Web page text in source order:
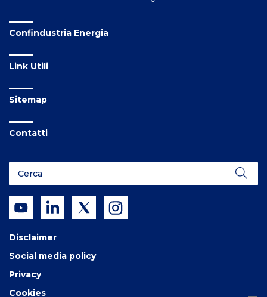
Confindustria Energia
Link Utili
Sitemap
Contatti
Disclaimer
Social media policy
Privacy
Cookies